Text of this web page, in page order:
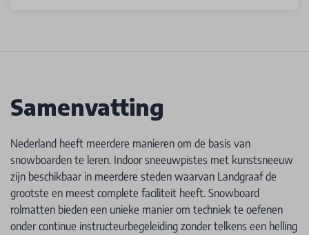
Samenvatting
Nederland heeft meerdere manieren om de basis van
snowboarden te leren. Indoor sneeuwpistes met kunstsneeuw
zijn beschikbaar in meerdere steden waarvan Landgraaf de
grootste en meest complete faciliteit heeft. Snowboard
rolmatten bieden een unieke manier om techniek te oefenen
onder continue instructeurbegeleiding zonder telkens een helling